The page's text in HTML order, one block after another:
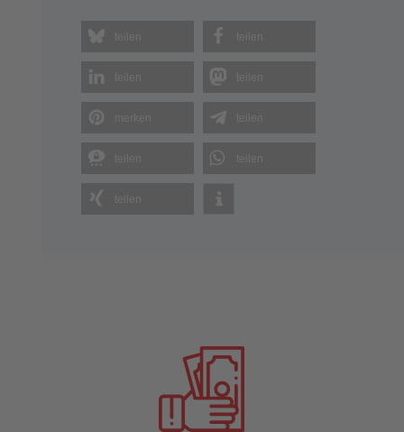
teilen teilen
teilen teilen
teilen
teilen teilen
teilen